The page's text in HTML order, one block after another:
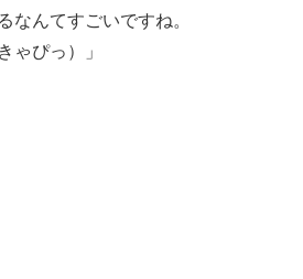
なんてすごいですね。
ゃぴっ）」